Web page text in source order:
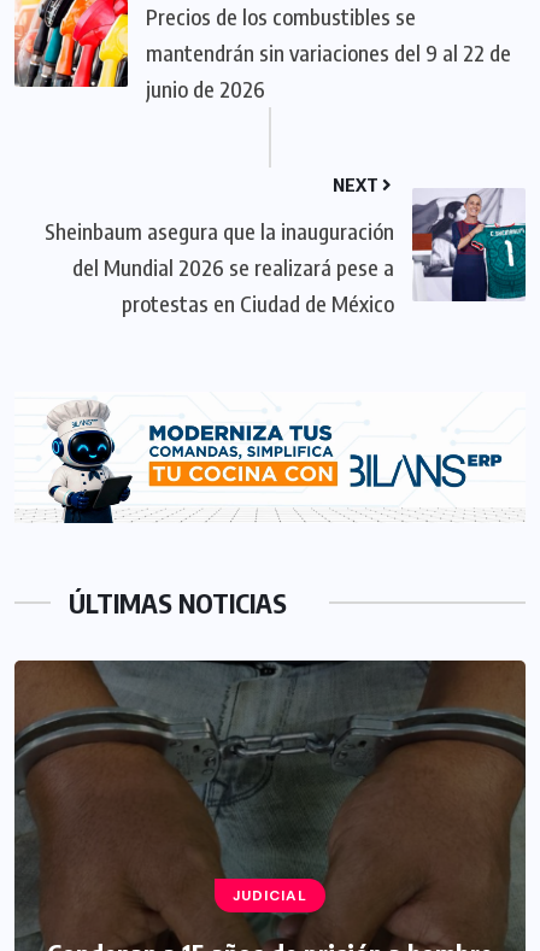
Precios de los combustibles se
mantendrán sin variaciones del 9 al 22 de
junio de 2026
NEXT
Sheinbaum asegura que la inauguración
del Mundial 2026 se realizará pese a
protestas en Ciudad de México
ÚLTIMAS NOTICIAS
JUDICIAL